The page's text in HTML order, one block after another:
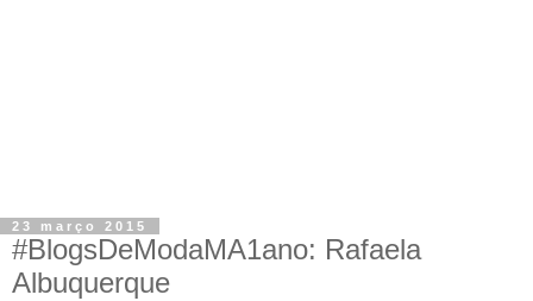
23 março 2015
#BlogsDeModaMA1ano: Rafaela
Albuquerque